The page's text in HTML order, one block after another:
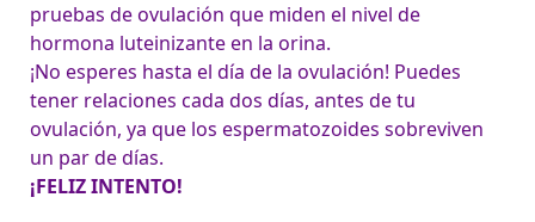
pruebas de ovulación que miden el nivel de
hormona luteinizante en la orina.
¡No esperes hasta el día de la ovulación! Puedes
tener relaciones cada dos días, antes de tu
ovulación, ya que los espermatozoides sobreviven
un par de días.
¡FELIZ INTENTO!